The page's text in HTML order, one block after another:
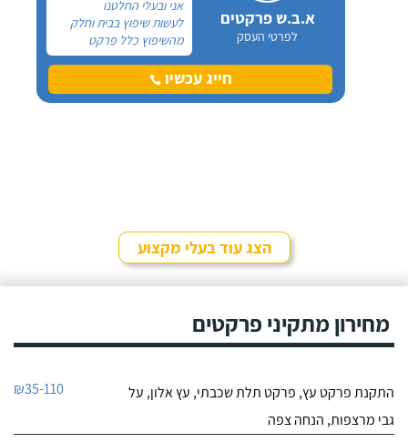
א.ב.ש פרקטים
לפרטי העסק
אני ובעלי החלטנו
לעשות שיפוץ בבית וחלק
מהשיפוץ כלל פרקט
למינציה שיותקן מעל
הריצוף (הישן) הקיים. קנינו
את הפרקט מחנות חיצונית
חייג עכשיו
הצג עוד בעלי מקצוע
מחירון מתקיני פרקטים
התקנת פרקט עץ, פרקט תלת שכבתי, עץ אלון, על
גבי מרצפות, הנחה צפה
₪35-110